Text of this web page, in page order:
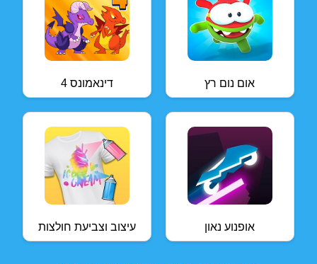
דינאמונס 4 אום נום רץ
עיצוב וצביעת חולצות אופנוע נאון